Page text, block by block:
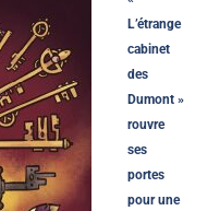
L’étrange
cabinet
des
Dumont »
rouvre
ses
portes
pour une